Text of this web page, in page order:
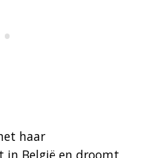
haar
in België en droomt